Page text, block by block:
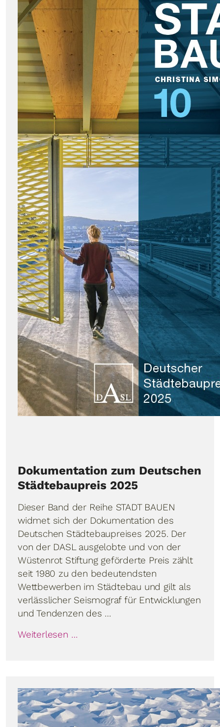
Dokumentation zum Deutschen
Städtebaupreis 2025
Dieser Band der Reihe STADT BAUEN
widmet sich der Dokumentation des
Deutschen Städtebaupreises 2025. Der
von der DASL ausgelobte und von der
Wüstenrot Stiftung geförderte Preis zählt
seit 1980 zu den bedeutendsten
Wettbewerben im Städtebau und gilt als
verlässlicher Seismograf für Entwicklungen
und Tendenzen des …
Weiterlesen …